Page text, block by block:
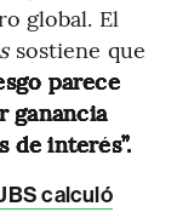
global. El
sostiene que
parece
ganancia
de interés”.
calculó